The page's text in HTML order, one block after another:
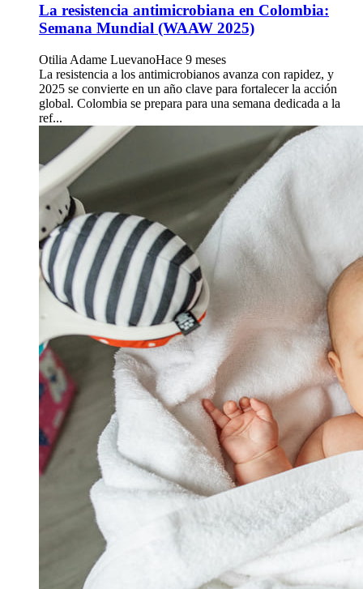
La resistencia antimicrobiana en Colombia:
Semana Mundial (WAAW 2025)
Otilia Adame LuevanoHace 9 meses
La resistencia a los antimicrobianos avanza con rapidez, y
2025 se convierte en un año clave para fortalecer la acción
global. Colombia se prepara para una semana dedicada a la
ref...